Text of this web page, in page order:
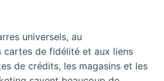
universels, au
cartes de fidélité et aux liens
de crédits, les magasins et les